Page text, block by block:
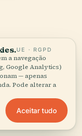
da Audiala a
de arquitetura e
UE · RGPD
a navegação
Google Analytics)
— apenas
Pode alterar a
Aceitar tudo